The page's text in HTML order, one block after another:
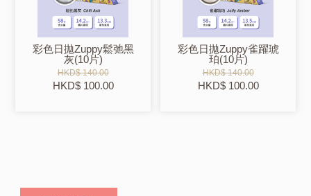
彩色日拋Zuppy鬆弛黑
灰(10片)
HKD$ 140.00
HKD$ 100.00
彩色日拋Zuppy雀躍琥
珀(10片)
HKD$ 140.00
HKD$ 100.00